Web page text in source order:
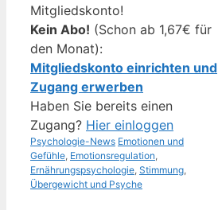
Mitgliedskonto!
Kein Abo! (Schon ab 1,67€ für
den Monat):
Mitgliedskonto einrichten und
Zugang erwerben
Haben Sie bereits einen
Zugang? Hier einloggen
Kategorien
Psychologie-News Schlagwörter
Emotionen und
Gefühle Emotionsregulation
Ernährungspsychologie Stimmung
Übergewicht und Psyche